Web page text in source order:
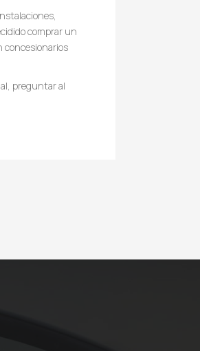
comprar un
concesionarios
preguntar al